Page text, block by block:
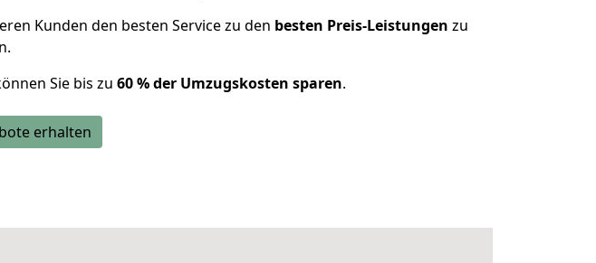
Kunden den besten Service zu den besten Preis-Leistungen zu
Sie bis zu 60 % der Umzugskosten sparen.
erhalten